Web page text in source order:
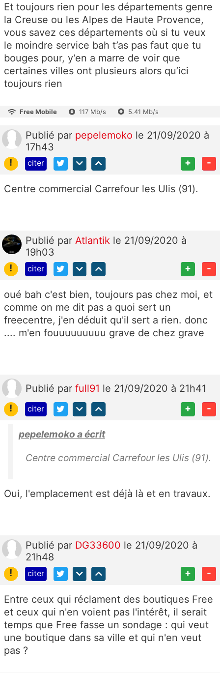
Et toujours rien pour les départements genre
la Creuse ou les Alpes de Haute Provence,
vous savez ces départements où si tu veux
le moindre service bah t’as pas faut que tu
bouges pour, y’en a marre de voir que
certaines villes ont plusieurs alors qu’ici
toujours rien
Free Mobile 117 Mb/s 5.41 Mb/s
Publié par pepelemoko le 21/09/2020 à
17h43
!
citer + -
Centre commercial Carrefour les Ulis (91).
Publié par Atlantik le 21/09/2020 à
19h03
!
citer + -
oué bah c'est bien, toujours pas chez moi, et
comme on me dit pas a quoi sert un
freecentre, j'en déduit qu'il sert a rien. donc
.... m'en fouuuuuuuuu grave de chez grave
Publié par full91 le 21/09/2020 à 21h41
!
citer + -
pepelemoko a écrit
Centre commercial Carrefour les Ulis (91).
Oui, l'emplacement est déjà là et en travaux.
Publié par DG33600 le 21/09/2020 à
21h48
!
citer + -
Entre ceux qui réclament des boutiques Free
et ceux qui n'en voient pas l'intérêt, il serait
temps que Free fasse un sondage : qui veut
une boutique dans sa ville et qui n'en veut
pas ?